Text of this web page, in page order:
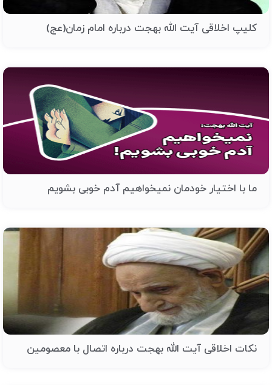
کلیپ اخلاقی آیت الله بهجت درباره امام زمان(عج)
ما با اختیار خودمان نمیخواهیم آدم خوبی بشویم
نکات اخلاقی آیت الله بهجت درباره اتصال با معصومین